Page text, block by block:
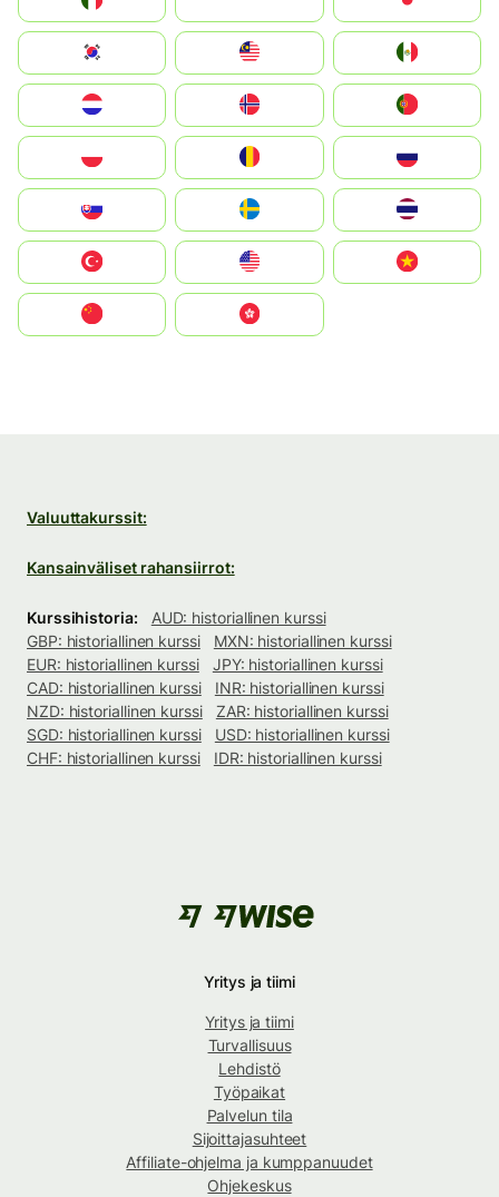
South Korea
United States
中國香港特別行政區
Valuuttakurssit:
Kansainväliset rahansiirrot:
Kurssihistoria:
AUD: historiallinen kurssi
GBP: historiallinen kurssi
MXN: historiallinen kurssi
EUR: historiallinen kurssi
JPY: historiallinen kurssi
CAD: historiallinen kurssi
INR: historiallinen kurssi
NZD: historiallinen kurssi
ZAR: historiallinen kurssi
SGD: historiallinen kurssi
USD: historiallinen kurssi
CHF: historiallinen kurssi
IDR: historiallinen kurssi
Yritys ja tiimi
Yritys ja tiimi
Turvallisuus
Lehdistö
Työpaikat
Palvelun tila
Sijoittajasuhteet
Affiliate-ohjelma ja kumppanuudet
Ohjekeskus